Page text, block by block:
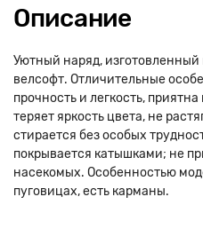
Описание
Уютный наряд,
велсофт. Отличительные
прочность и легкость,
теряет яркость цвета, не
стирается без особых
покрывается катышками; не
насекомых. Особенностью
пуговицах, есть карманы.